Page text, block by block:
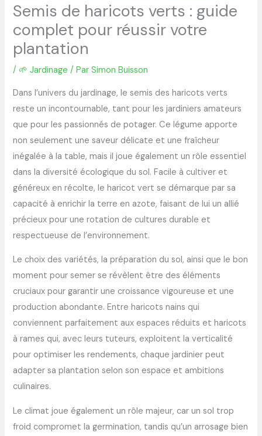
Semis de haricots verts : guide
complet pour réussir votre
plantation
/ 🌱 Jardinage / ParSimon Buisson
Dans l’univers du jardinage, le semis des haricots verts
reste un incontournable, tant pour les jardiniers amateurs
que pour les passionnés de potager. Ce légume apporte
non seulement une saveur délicate et une fraîcheur
inégalée à la table, mais il joue également un rôle essentiel
dans la diversité écologique du sol. Facile à cultiver et
généreux en récolte, le haricot vert se démarque par sa
capacité à enrichir la terre en azote, faisant de lui un allié
précieux pour une rotation de cultures durable et
respectueuse de l’environnement.
Le choix des variétés, la préparation du sol, ainsi que le bon
moment pour semer se révèlent être des éléments
cruciaux pour garantir une croissance vigoureuse et une
production abondante. Entre haricots nains qui
conviennent parfaitement aux espaces réduits et haricots
à rames qui, avec leurs tuteurs, exploitent la verticalité
pour optimiser les rendements, chaque jardinier peut
adapter sa plantation selon son espace et ambitions
culinaires.
Le climat joue également un rôle majeur, car un sol trop
froid compromet la germination, tandis qu’un arrosage bien